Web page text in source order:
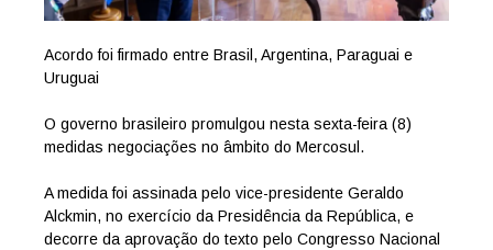
Acordo foi firmado entre Brasil, Argentina, Paraguai e
Uruguai
O governo brasileiro promulgou nesta sexta-feira (8)
medidas negociações no âmbito do Mercosul.
A medida foi assinada pelo vice-presidente Geraldo
Alckmin, no exercício da Presidência da República, e
decorre da aprovação do texto pelo Congresso Nacional